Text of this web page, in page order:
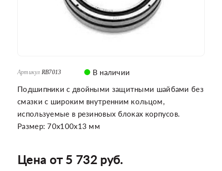
Артикул RB7013
В наличии
Подшипники с двойными защитными шайбами без
смазки с широким внутренним кольцом,
используемые в резиновых блоках корпусов.
Размер: 70x100x13 мм
Цена от 5 732 руб.